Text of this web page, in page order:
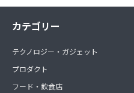
カテゴリー
テクノロジー・ガジェット
プロダクト
フード・飲食店